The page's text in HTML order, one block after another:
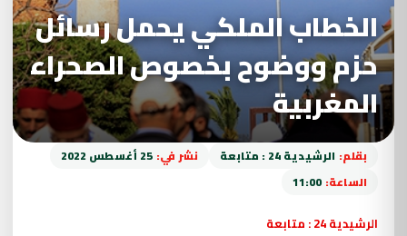
الخطاب الملكي يحمل رسائل
حزم ووضوح بخصوص الصحراء
المغربية
بقلم: الرشيدية 24 : متابعة نشر في: 25 أغسطس 2022
الساعة: 11:00
الرشيدية 24 : متابعة